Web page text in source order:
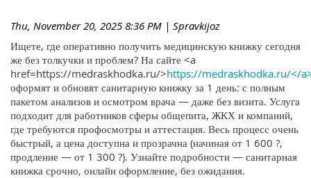
Thu, November 20, 2025 8:36 PM | Spravkijoz
Ищете, где оперативно получить медицинскую книжку сегодня
же без толкучки и проблем? На сайте <a
href=https://medraskhodka.ru/>https://medraskhodka.ru/</
оформят и обновят санитарную книжку за 1 день: с полным
пакетом анализов и осмотром врача — даже без визита. Услуга
подходит для работников сферы общепита, ЖКХ и компаний,
где требуются профосмотры и аттестация. Весь процесс очень
быстрый, а цена доступна и прозрачна (начиная от 1 600 ?,
продление — от 1 300 ?). Узнайте подробности — санитарная
книжка срочно, онлайн оформление, без ожидания.